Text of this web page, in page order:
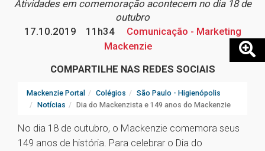
Atividades em comemoração acontecem no dia 18 de
outubro
17.10.2019
11h34
Comunicação - Marketing
Mackenzie
COMPARTILHE NAS REDES SOCIAIS
Mackenzie Portal Colégios
São Paulo - Higienópolis
Notícias
Dia do Mackenzista e 149 anos do Mackenzie
No dia 18 de outubro, o Mackenzie comemora seus
149 anos de história. Para celebrar o Dia do